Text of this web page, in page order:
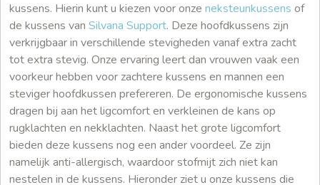
kussens. Hierin kunt u kiezen voor onze neksteunkussens of
de kussens van Silvana Support. Deze hoofdkussens zijn
verkrijgbaar in verschillende stevigheden vanaf extra zacht
tot extra stevig. Onze ervaring leert dan vrouwen vaak een
voorkeur hebben voor zachtere kussens en mannen een
steviger hoofdkussen prefereren. De ergonomische kussens
dragen bij aan het ligcomfort en verkleinen de kans op
rugklachten en nekklachten. Naast het grote ligcomfort
bieden deze kussens nog een ander voordeel. Ze zijn
namelijk anti-allergisch, waardoor stofmijt zich niet kan
nestelen in de kussens. Hieronder ziet u onze kussens die